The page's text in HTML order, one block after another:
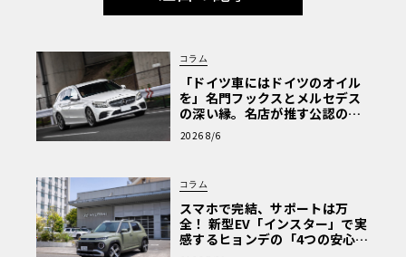
コラム
「ドイツ車にはドイツのオイル
を」名門フックスとメルセデス
の深い縁。名店が推す公認の安
心と、Cクラスで味わうシルキー
な走り〈PR〉
2026 8/6
コラム
スマホで完結、サポートは万
全！ 新型EV「インスター」で実
感するヒョンデの「4つの安心」